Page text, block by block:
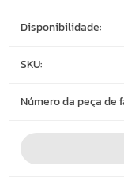
Disponibilidade:
SKU:
Número da peça de